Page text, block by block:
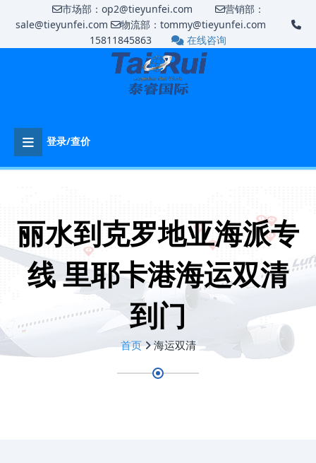
市场部：op2@tieyunfei.com
营销部：
sale@tieyunfei.com
物流部：tommy@tieyunfei.com
15811845863
在线咨询
登录/查价
丽水到克罗地亚海派专
线 里耶卡港海运双清
到门
首页 海运双清